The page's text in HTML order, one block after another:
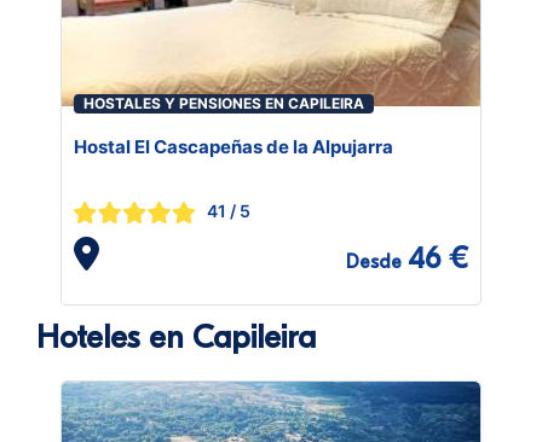
HOSTALES Y PENSIONES EN CAPILEIRA
Hostal El Cascapeñas de la Alpujarra
41 / 5
Desde 46 €
Hoteles en Capileira